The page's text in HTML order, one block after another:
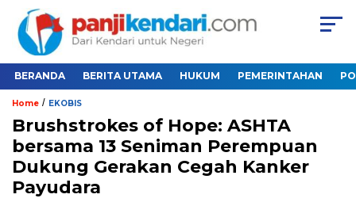
BERANDA BERITA UTAMA HUKUM PEMERINTAHAN
Home / EKOBIS
Brushstrokes of Hope: ASHTA
bersama 13 Seniman Perempuan
Dukung Gerakan Cegah Kanker
Payudara